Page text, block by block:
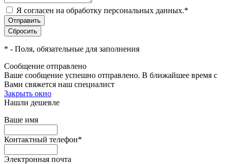
Я согласен на обработку персональных данных.*
* - Поля, обязательные для заполнения
Сообщение отправлено
Ваше сообщение успешно отправлено. В ближайшее время с
Вами свяжется наш специалист
Закрыть окно
Нашли дешевле
Ваше имя
Контактный телефон*
Электронная почта